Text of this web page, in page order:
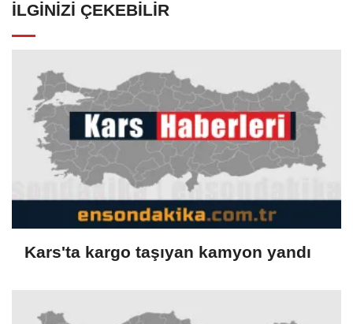
İLGINIZI ÇEKEBILIR
Kars'ta kargo taşıyan kamyon yandı